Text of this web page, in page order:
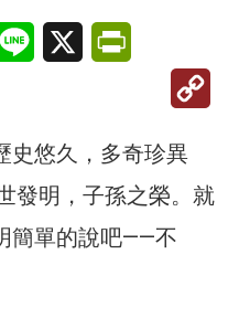
Line X
史悠久，多奇珍異
發明，子孫之榮。就
簡單的說吧——不